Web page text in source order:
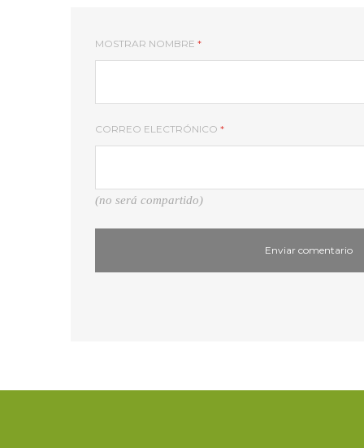
MOSTRAR NOMBRE *
CORREO ELECTRÓNICO *
(no será compartido)